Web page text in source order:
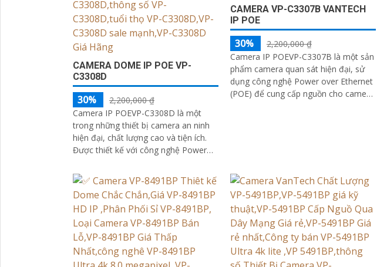
CAMERA DOME IP POE VP-
C3308D
30%
2,200,000 ₫
Camera IP POEVP-C3308D là một
trong những thiết bị camera an ninh
hiện đại, chất lượng cao và tiện ích.
Được thiết kế với công nghệ Power
dữ...
CAMERA VP-C3307B VANTECH
IP POE
30%
2,200,000 ₫
Camera IP POEVP-C3307B là một sản
phẩm camera quan sát hiện đại, sử
dụng công nghệ Power over Ethernet
(POE) để cung cấp nguồn cho camera